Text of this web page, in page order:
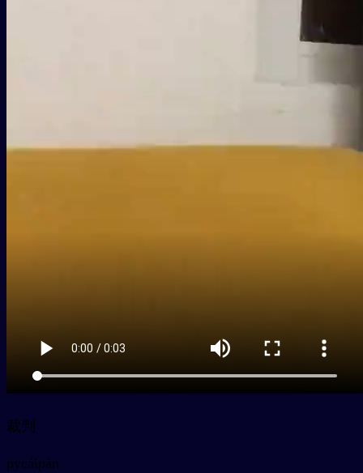
裁判
pycáipàn